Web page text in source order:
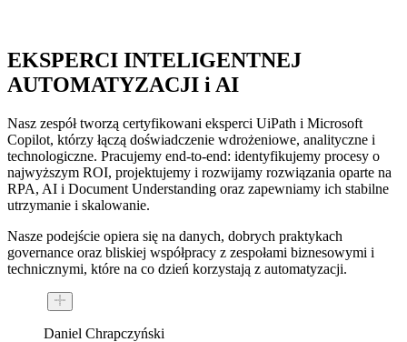
EKSPERCI INTELIGENTNEJ
AUTOMATYZACJI i AI
Nasz zespół tworzą certyfikowani eksperci UiPath i Microsoft
Copilot, którzy łączą doświadczenie wdrożeniowe, analityczne i
technologiczne. Pracujemy end-to-end: identyfikujemy procesy o
najwyższym ROI, projektujemy i rozwijamy rozwiązania oparte na
RPA, AI i Document Understanding oraz zapewniamy ich stabilne
utrzymanie i skalowanie.
Nasze podejście opiera się na danych, dobrych praktykach
governance oraz bliskiej współpracy z zespołami biznesowymi i
technicznymi, które na co dzień korzystają z automatyzacji.
Daniel Chrapczyński